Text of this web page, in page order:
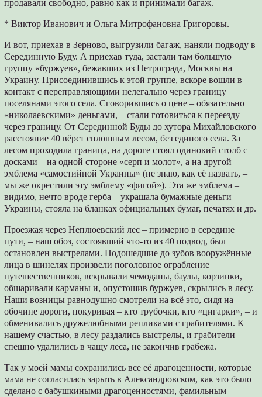
продавали свободно, равно как и принимали багаж.
* Виктор Иванович и Ольга Митрофановна Григоровы.
И вот, приехав в Зерново, выгрузили багаж, наняли подводу в
Серединную Буду. А приехав туда, застали там большую
группу «буржуев», бежавших из Петрограда, Москвы на
Украину. Присоединившись к этой группе, вскоре вошли в
контакт с переправляющими нелегально через границу
поселянами этого села. Сговорившись о цене – обязательно
«николаевскими» деньгами, – стали готовиться к переезду
через границу. От Серединной Буды до хутора Михайловского
расстояние 40 вёрст сплошным лесом, без единого села. За
лесом проходила граница, на дороге стоял одинокий столб с
досками – на одной стороне «серп и молот», а на другой
эмблема «самостийной Украины» (не знаю, как её назвать, –
мы же окрестили эту эмблему «фигой»). Эта же эмблема –
видимо, нечто вроде герба – украшала бумажные деньги
Украины, стояла на бланках официальных бумаг, печатях и др.
Проезжая через Неплюевский лес – примерно в середине
пути, – наш обоз, состоявший что-то из 40 подвод, был
остановлен выстрелами. Подошедшие до зубов вооружённые
лица в шинелях произвели поголовное ограбление
путешественников, вскрывали чемоданы, баулы, корзинки,
обшаривали карманы и, опустошив буржуев, скрылись в лесу.
Наши возницы равнодушно смотрели на всё это, сидя на
обочине дороги, покуривая – кто трубочки, кто «цигарки», – и
обменивались дружелюбными репликами с грабителями. К
нашему счастью, в лесу раздались выстрелы, и грабители
спешно удалились в чащу леса, не закончив грабежа.
Так у моей мамы сохранились все её драгоценности, которые
мама не согласилась зарыть в Александровском, как это было
сделано с бабушкиными драгоценностями, фамильным